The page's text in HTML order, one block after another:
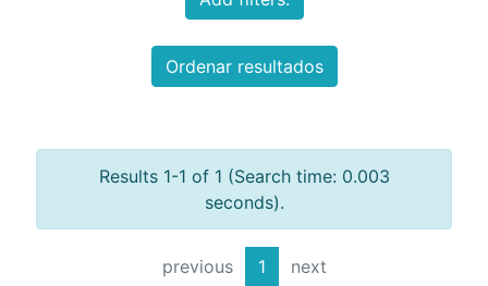
Ordenar resultados
Results 1-1 of 1 (Search time: 0.003
seconds).
previous 1 next